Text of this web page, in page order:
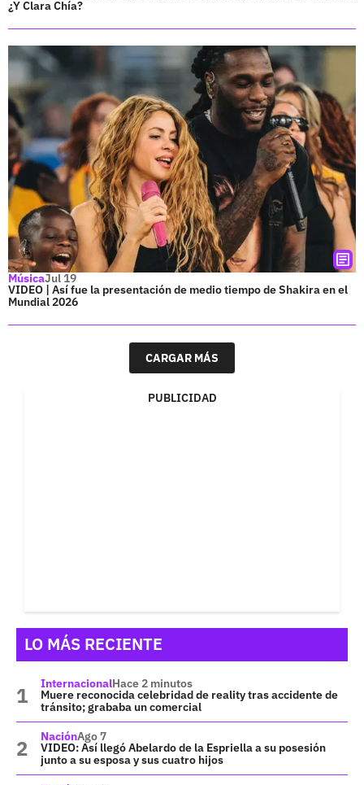
¿Y Clara Chía?
MúsicaJul 19
VIDEO | Así fue la presentación de medio tiempo de Shakira en el
Mundial 2026
CARGAR MÁS
PUBLICIDAD
LO MÁS RECIENTE
InternacionalHace 2 minutos
Muere reconocida celebridad de reality tras accidente de
tránsito; grababa un comercial
NaciónAgo 7
VIDEO: Así llegó Abelardo de la Espriella a su posesión
junto a su esposa y sus cuatro hijos